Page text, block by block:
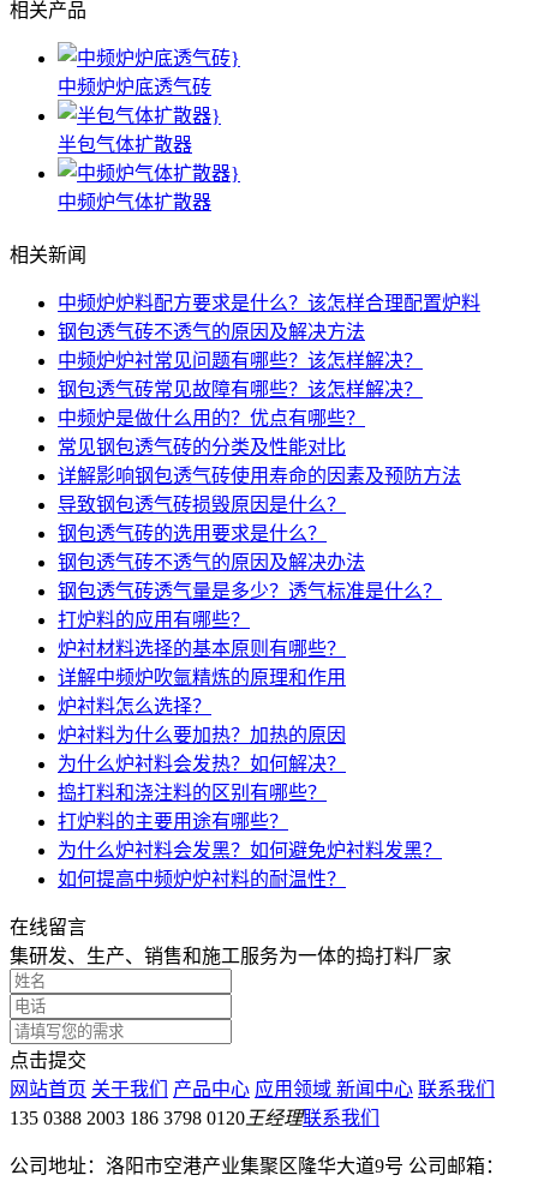
相关产品
中频炉炉底透气砖
半包气体扩散器
中频炉气体扩散器
相关新闻
中频炉炉料配方要求是什么？该怎样合理配置炉料
钢包透气砖不透气的原因及解决方法
中频炉炉衬常见问题有哪些？该怎样解决？
钢包透气砖常见故障有哪些？该怎样解决？
中频炉是做什么用的？优点有哪些？
常见钢包透气砖的分类及性能对比
详解影响钢包透气砖使用寿命的因素及预防方法
导致钢包透气砖损毁原因是什么？
钢包透气砖的选用要求是什么？
钢包透气砖不透气的原因及解决办法
钢包透气砖透气量是多少？透气标准是什么？
打炉料的应用有哪些？
炉衬材料选择的基本原则有哪些？
详解中频炉吹氩精炼的原理和作用
炉衬料怎么选择？
炉衬料为什么要加热？加热的原因
为什么炉衬料会发热？如何解决？
捣打料和浇注料的区别有哪些？
打炉料的主要用途有哪些？
为什么炉衬料会发黑？如何避免炉衬料发黑？
如何提高中频炉炉衬料的耐温性？
在线留言
集研发、生产、销售和施工服务为一体的捣打料厂家
点击提交
网站首页 关于我们 产品中心 应用领域 新闻中心 联系我们
135 0388 2003 186 3798 0120 王经理联系我们
公司地址：洛阳市空港产业集聚区隆华大道9号 公司邮箱：